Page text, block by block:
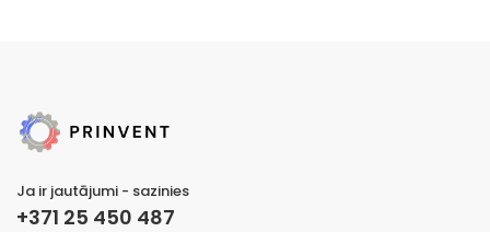
Ja ir jautājumi - sazinies
+371 25 450 487